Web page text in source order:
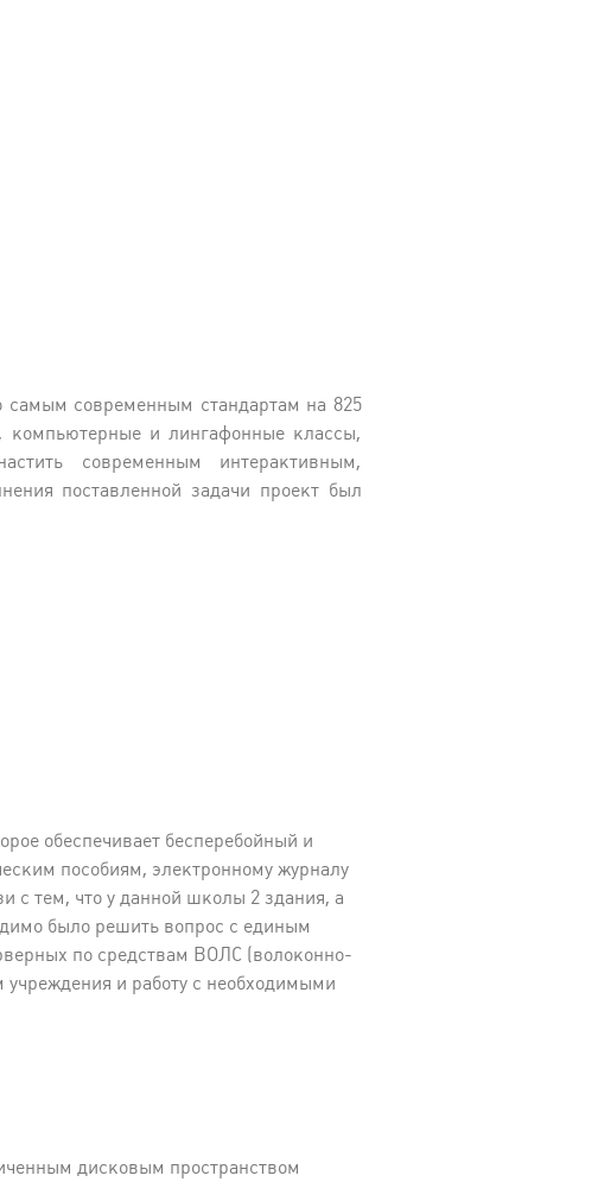
современным стандартам на 825
компьютерные и лингафонные классы,
современным интерактивным,
поставленной задачи проект был
обеспечивает бесперебойный и
пособиям, электронному журналу
с тем, что у данной школы 2 здания, а
было решить вопрос с единым
по средствам ВОЛС (волоконно-
учреждения и работу с необходимыми
дисковым пространством